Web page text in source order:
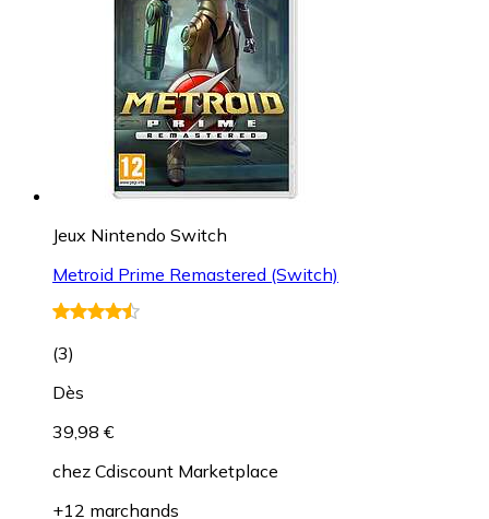
Jeux Nintendo Switch
Metroid Prime Remastered (Switch)
(3)
Dès
39,98 €
chez Cdiscount Marketplace
+12 marchands